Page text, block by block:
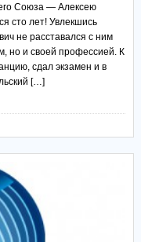
Союза — Алексею
сто лет! Увлекшись
не расставался с ним
но и своей профессией. К
сдал экзамен и в
[…]